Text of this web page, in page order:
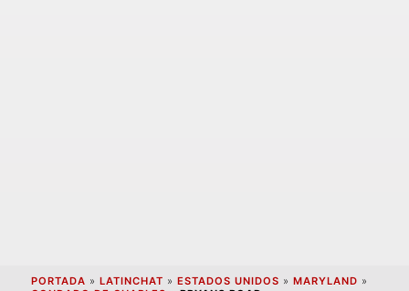
PORTADA » LATINCHAT » ESTADOS UNIDOS » MARYLAND »